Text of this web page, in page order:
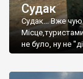
Судак
Судак... Вже
не було, ну не